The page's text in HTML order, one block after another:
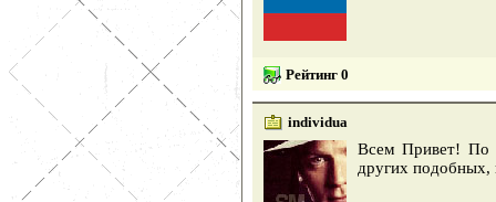
Рейтинг 0
individua
Всем Привет! По
других подобных,